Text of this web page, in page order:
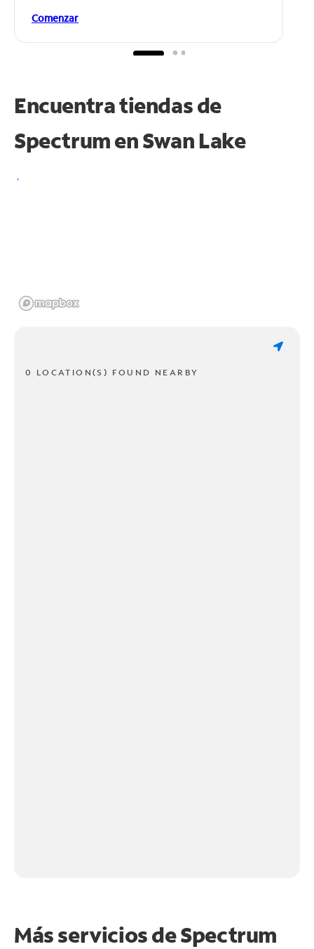
Comenzar
Encuentra tiendas de
Spectrum enSwan Lake
0 LOCATION(S) FOUND NEARBY
Más servicios de Spectrum